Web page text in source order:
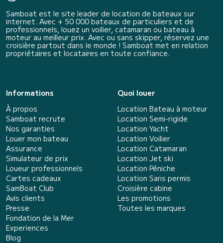
Samboat est le site leader de location de bateaux sur
internet. Avec + 50 000 bateaux de particuliers et de
professionnels, louez un voilier, catamaran ou bateau à
moteur au meilleur prix. Avec ou sans skipper, réservez une
croisière partout dans le monde ! Samboat met en relation
propriétaires et locataires en toute confiance.
Informations
À propos
Samboat recrute
Nos garanties
Louer mon bateau
Assurance
Simulateur de prix
Loueur professionnels
Cartes cadeaux
SamBoat Club
Avis clients
Presse
Fondation de la Mer
Experiences
Blog
Quoi louer
Location Bateau à moteur
Location Semi-rigide
Location Yacht
Location Voilier
Location Catamaran
Location Jet ski
Location Péniche
Location Sans permis
Croisière cabine
Les promotions
Toutes les marques